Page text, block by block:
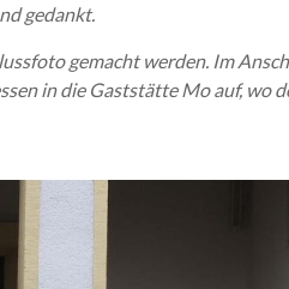
gedankt.
gemacht werden. Im
in die Gaststätte Mo auf, wo